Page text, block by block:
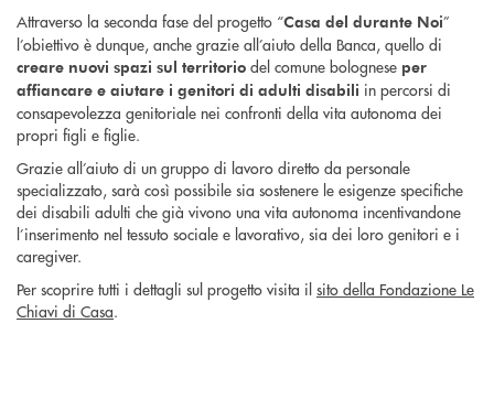
Attraverso la seconda fase del progetto “Casa del durante Noi”
l’obiettivo è dunque, anche grazie all’aiuto della Banca, quello di
creare nuovi spazi sul territorio del comune bolognese per
affiancare e aiutare i genitori di adulti disabili in percorsi di
consapevolezza genitoriale nei confronti della vita autonoma dei
propri figli e figlie.
Grazie all’aiuto di un gruppo di lavoro diretto da personale
specializzato, sarà così possibile sia sostenere le esigenze specifiche
dei disabili adulti che già vivono una vita autonoma incentivandone
l’inserimento nel tessuto sociale e lavorativo, sia dei loro genitori e i
caregiver.
Per scoprire tutti i dettagli sul progetto visita il sito della Fondazione Le
Chiavi di Casa.